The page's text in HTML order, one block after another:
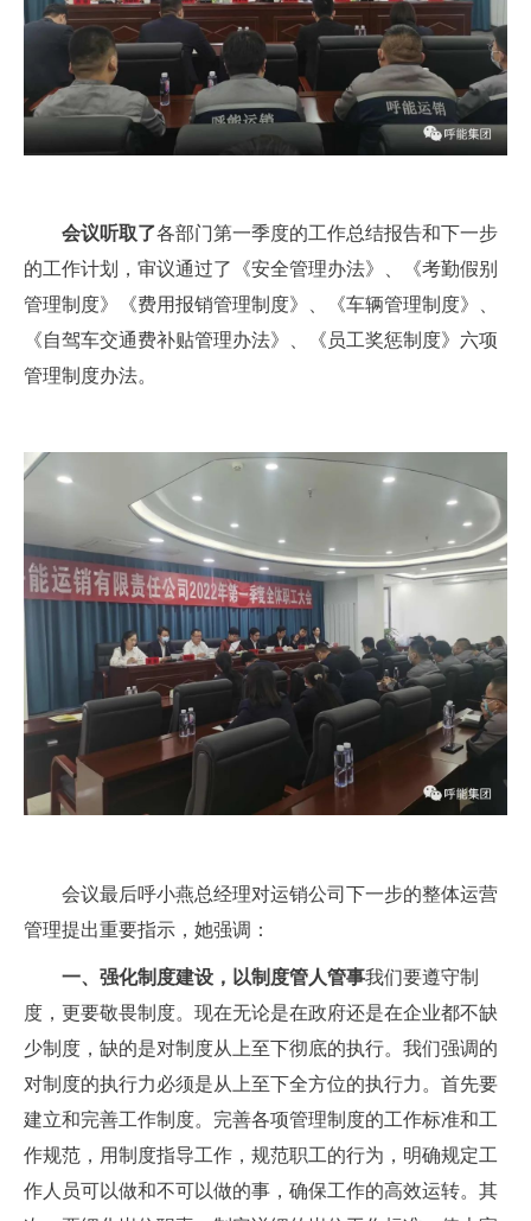
会议听取了各部门第一季度的工作总结报告和下一步
的工作计划，审议通过了《安全管理办法》、《考勤假别
管理制度》《费用报销管理制度》、《车辆管理制度》、
《自驾车交通费补贴管理办法》、《员工奖惩制度》六项
管理制度办法。
会议最后呼小燕总经理对运销公司下一步的整体运营
管理提出重要指示，她强调：
一、 强化制度建设，以制度管人管事我们要遵守制
度，更要敬畏制度。现在无论是在政府还是在企业都不缺
少制度，缺的是对制度从上至下彻底的执行。我们强调的
对制度的执行力必须是从上至下全方位的执行力。首先要
建立和完善工作制度。完善各项管理制度的工作标准和工
作规范，用制度指导工作，规范职工的行为，明确规定工
作人员可以做和不可以做的事，确保工作的高效运转。其